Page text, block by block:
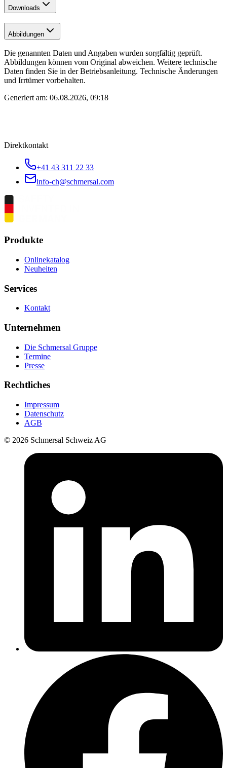
Downloads
Abbildungen
Die genannten Daten und Angaben wurden sorgfältig geprüft.
Abbildungen können vom Original abweichen. Weitere technische
Daten finden Sie in der Betriebsanleitung. Technische Änderungen
und Irrtümer vorbehalten.
Generiert am: 06.08.2026, 09:18
Direktkontakt
+41 43 311 22 33
info-ch@schmersal.com
Produkte
Onlinekatalog
Neuheiten
Services
Kontakt
Unternehmen
Die Schmersal Gruppe
Termine
Presse
Rechtliches
Impressum
Datenschutz
AGB
© 2026 Schmersal Schweiz AG